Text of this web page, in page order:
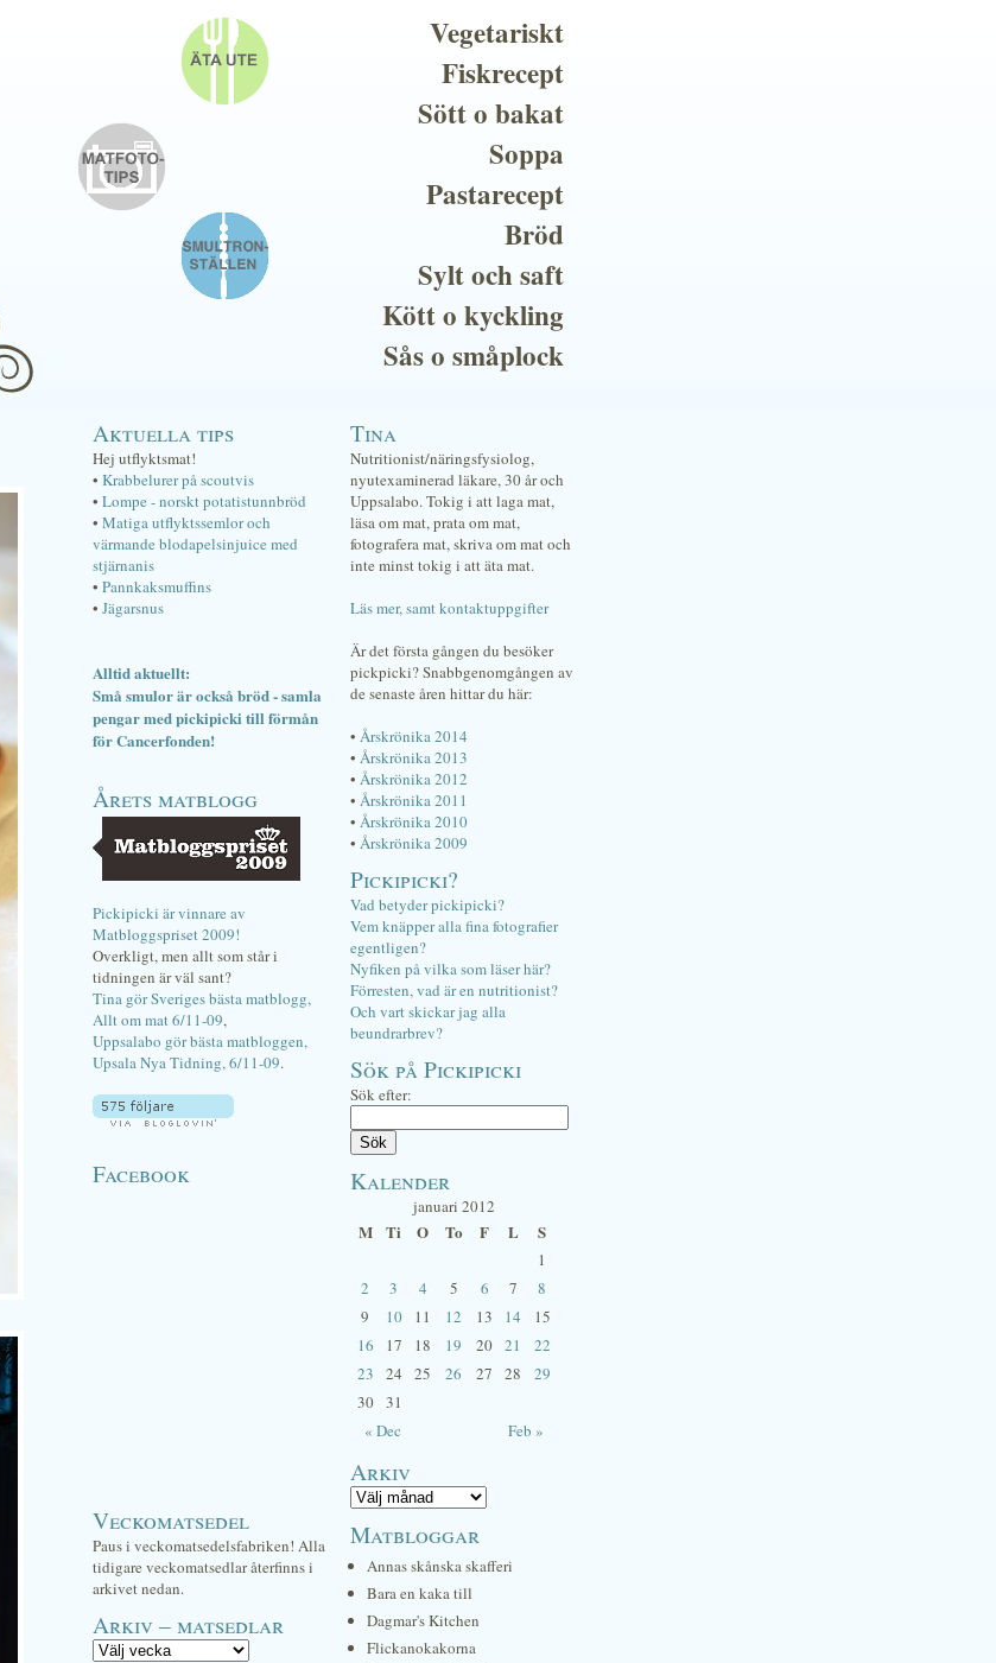
Vegetariskt
Fiskrecept
Sött o bakat
Soppa
Pastarecept
Bröd
Sylt och saft
Kött o kyckling
Sås o småplock
Aktuella tips
Hej utflyktsmat!
• Krabbelurer på scoutvis
• Lompe - norskt potatistunnbröd
• Matiga utflyktssemlor och
värmande blodapelsinjuice med
stjärnanis
• Pannkaksmuffins
• Jägarsnus
Alltid aktuellt:
Små smulor är också bröd - samla
pengar med pickipicki till förmån
för Cancerfonden!
Årets matblogg
Pickipicki är vinnare av
Matbloggspriset 2009!
Overkligt, men allt som står i
tidningen är väl sant?
Tina gör Sveriges bästa matblogg,
Allt om mat 6/11-09,
Uppsalabo gör bästa matbloggen,
Upsala Nya Tidning, 6/11-09.
Facebook
Veckomatsedel
Paus i veckomatsedelsfabriken! Alla
tidigare veckomatsedlar återfinns i
arkivet nedan.
Arkiv – matsedlar
Tina
Nutritionist/näringsfysiolog,
nyutexaminerad läkare, 30 år och
Uppsalabo. Tokig i att laga mat,
läsa om mat, prata om mat,
fotografera mat, skriva om mat och
inte minst tokig i att äta mat.
Läs mer, samt kontaktuppgifter
Är det första gången du besöker
pickpicki? Snabbgenomgången av
de senaste åren hittar du här:
• Årskrönika 2014
• Årskrönika 2013
• Årskrönika 2012
• Årskrönika 2011
• Årskrönika 2010
• Årskrönika 2009
Pickipicki?
Vad betyder pickipicki?
Vem knäpper alla fina fotografier
egentligen?
Nyfiken på vilka som läser här?
Förresten, vad är en nutritionist?
Och vart skickar jag alla
beundrarbrev?
Sök på Pickipicki
Sök efter:
Kalender
januari 2012
M Ti O To F L S
« Dec Feb »
1
2
3 4 5 6 7
8
9
10 11 12 13 14
15
16
17 18 19 20 21
22
23
24 25 26 27 28
29
30 31
Arkiv
Matbloggar
Annas skånska skafferi
Bara en kaka till
Dagmar's Kitchen
Flickanokakorna